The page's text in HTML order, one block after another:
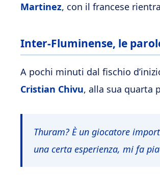
Martinez, con il francese
Inter-Fluminense, le
A pochi minuti dal fischio
Cristian Chivu, alla sua quarta
Thuram? È un giocatore
una certa esperienza, mi fa